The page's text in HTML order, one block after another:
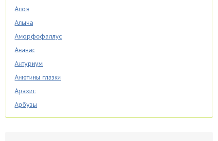
Алоэ
Алыча
Аморфофаллус
Ананас
Антуриум
Анютины глазки
Арахис
Арбузы
Аспарагус